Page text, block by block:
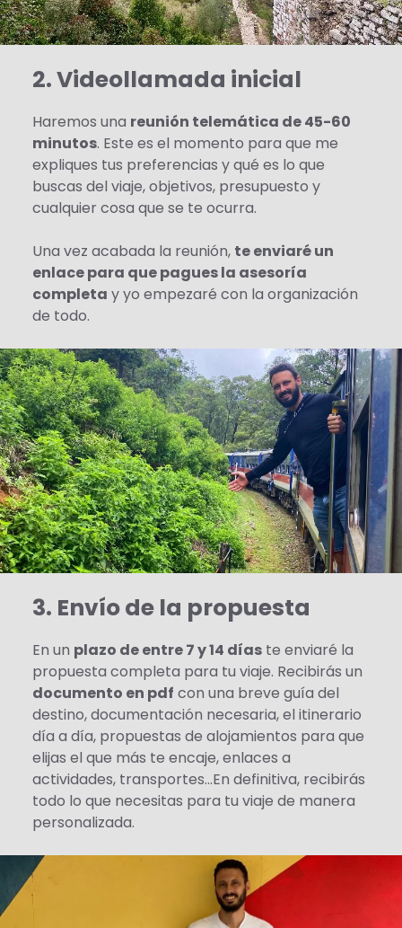
2. Videollamada inicial
Haremos una reunión telemática de 45-60
minutos. Este es el momento para que me
expliques tus preferencias y qué es lo que
buscas del viaje, objetivos, presupuesto y
cualquier cosa que se te ocurra.
Una vez acabada la reunión, te enviaré un
enlace para que pagues la asesoría
completa y yo empezaré con la organización
de todo.
3. Envío de la propuesta
En un plazo de entre 7 y 14 díaste enviaré la
propuesta completa para tu viaje. Recibirás un
documento en pdf con una breve guía del
destino, documentación necesaria, el itinerario
día a día, propuestas de alojamientos para que
elijas el que más te encaje, enlaces a
actividades, transportes…En definitiva, recibirás
todo lo que necesitas para tu viaje de manera
personalizada.